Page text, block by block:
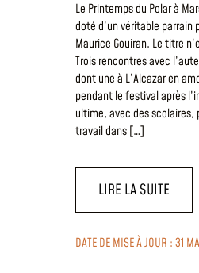
Le Printemps du Polar à
doté d’un véritable
Maurice Gouiran. Le titre
Trois rencontres avec
dont une à L’Alcazar en
pendant le festival après
ultime, avec des scolaires,
travail dans […]
LIRE LA SUITE
DATE DE MISE À JOUR : 31